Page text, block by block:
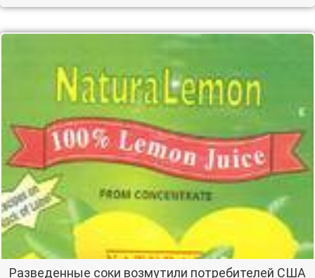
Разведенные соки возмутили потребителей США